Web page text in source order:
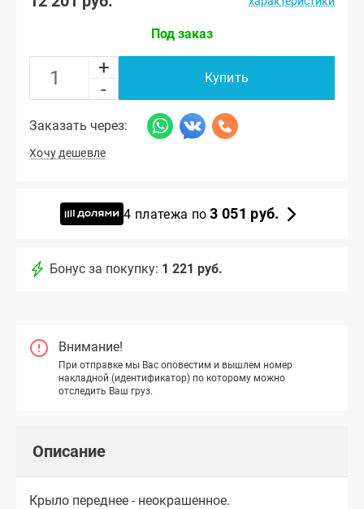
Под заказ
+
-
Купить
Заказать через:
Хочу дешевле
4 платежа по3 051 руб.
Бонус за покупку: 1 221 руб.
Внимание!
При отправке мы Вас оповестим и вышлем номер
накладной (идентификатор) по которому можно
отследить Ваш груз.
Описание
Крыло переднее - неокрашенное.